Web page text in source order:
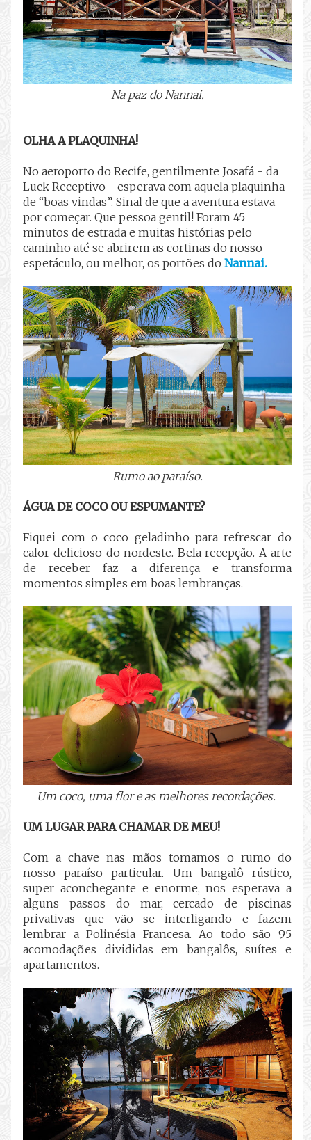
Na paz do Nannai.
OLHA A PLAQUINHA!
No aeroporto do Recife, gentilmente Josafá - da
Luck Receptivo - esperava com aquela plaquinha
de “boas vindas”. Sinal de que a aventura estava
por começar. Que pessoa gentil! Foram 45
minutos de estrada e muitas histórias pelo
caminho até se abrirem as cortinas do nosso
espetáculo, ou melhor, os portões doNannai.
Rumo ao paraíso.
ÁGUA DE COCO OU ESPUMANTE?
Fiquei com o coco geladinho para refrescar do
calor delicioso do nordeste. Bela recepção. A arte
de receber faz a diferença e transforma
momentos simples em boas lembranças.
Um coco, uma flor e as melhores recordações.
UM LUGAR PARA CHAMAR DE MEU!
Com a chave nas mãos tomamos o rumo do
nosso paraíso particular. Um bangalô rústico,
super aconchegante e enorme, nos esperava a
alguns passos do mar, cercado de piscinas
privativas que vão se interligando e fazem
lembrar a Polinésia Francesa.Ao todo são 95
acomodações divididas em bangalôs, suítes e
apartamentos.